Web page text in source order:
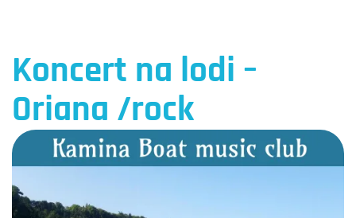
Koncert na lodi –
Oriana /rock